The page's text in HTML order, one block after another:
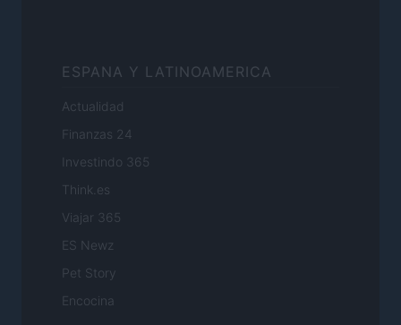
ESPANA Y LATINOAMERICA
Actualidad
Finanzas 24
Investindo 365
Think.es
Viajar 365
ES Newz
Pet Story
Encocina